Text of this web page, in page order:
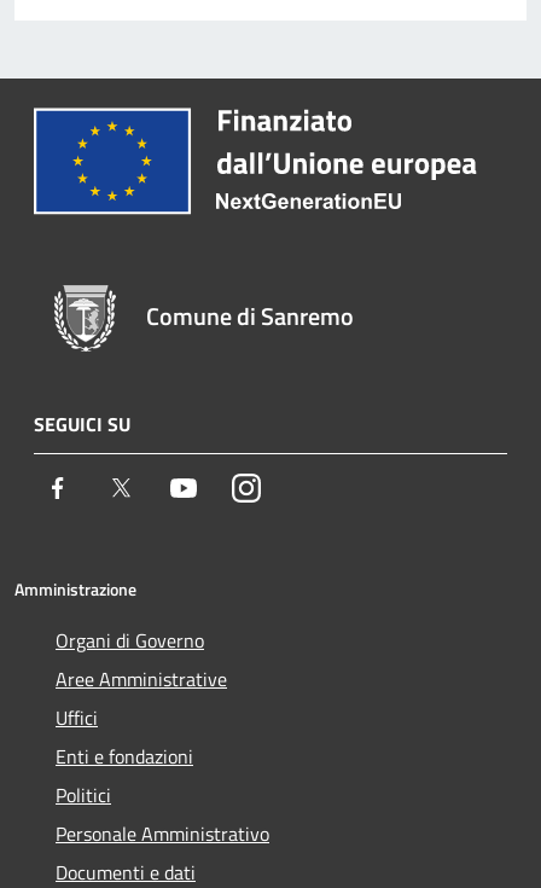
Comune di Sanremo
SEGUICI SU
Facebook Twitter YoutubeInstagram
Amministrazione
Organi di Governo
Aree Amministrative
Uffici
Enti e fondazioni
Politici
Personale Amministrativo
Documenti e dati